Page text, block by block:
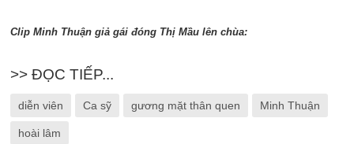
Clip Minh Thuận giả gái đóng Thị Mầu lên chùa:
>> ĐỌC TIẾP...
diễn viên Ca sỹ gương mặt thân quen Minh Thuận
hoài lâm